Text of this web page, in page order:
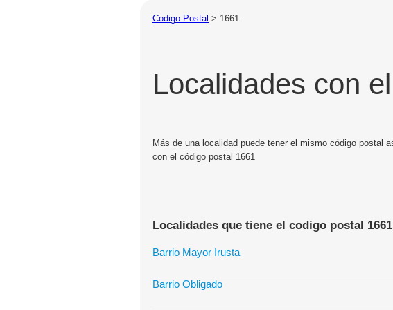
Codigo Postal > 1661
Localidades con
Más de una localidad puede tener el mismo código postal
con el código postal 1661
Localidades que tiene el codigo postal
Barrio Mayor Irusta
Barrio Obligado